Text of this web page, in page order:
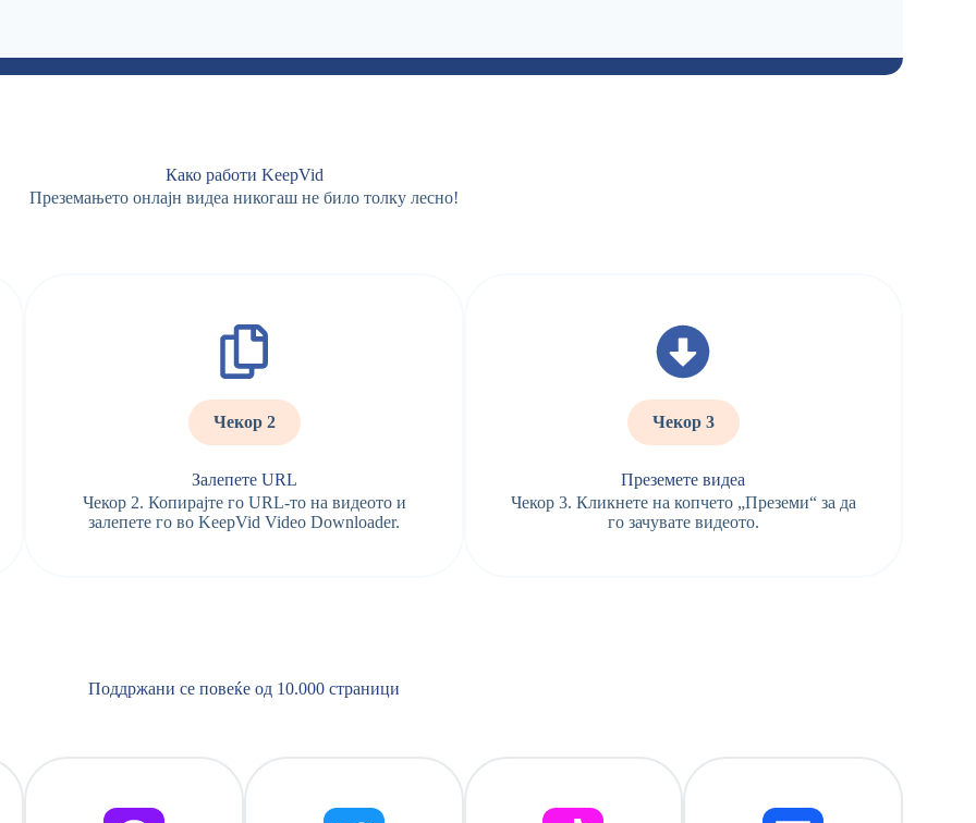
Како работи KeepVid
Преземањето онлајн видеа никогаш не било толку лесно!
Чекор 2
Залепете URL
Чекор 2. Копирајте го URL-то на видеото и
залепете го во KeepVid Video Downloader.
Чекор 3
Преземете видеа
Чекор 3. Кликнете на копчето „Преземи“ за да
го зачувате видеото.
Поддржани се повеќе од 10.000 страници